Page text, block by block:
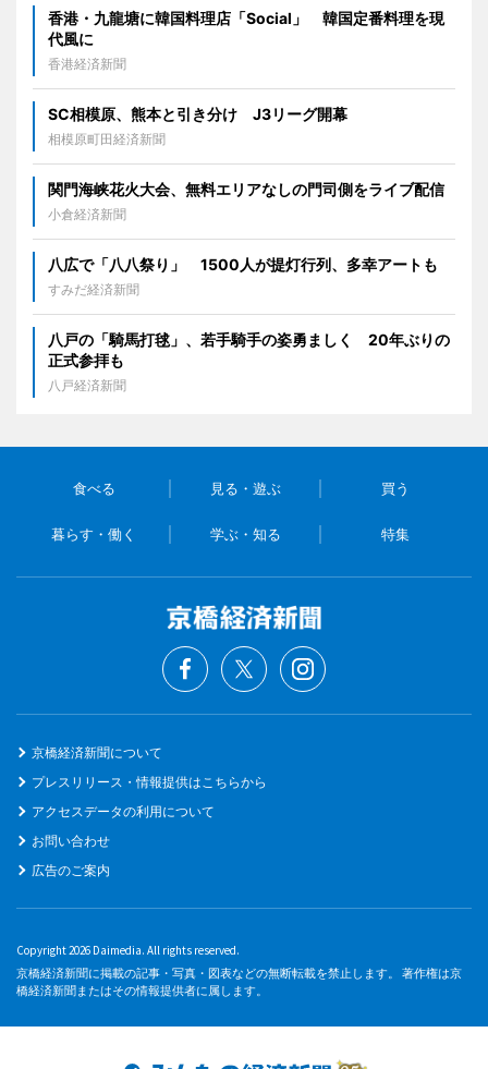
香港・九龍塘に韓国料理店「Social」 韓国定番料理を現
代風に
香港経済新聞
SC相模原、熊本と引き分け J3リーグ開幕
相模原町田経済新聞
関門海峡花火大会、無料エリアなしの門司側をライブ配信
小倉経済新聞
八広で「八八祭り」 1500人が提灯行列、多幸アートも
すみだ経済新聞
八戸の「騎馬打毬」、若手騎手の姿勇ましく 20年ぶりの
正式参拝も
八戸経済新聞
食べる 見る・遊ぶ 買う
暮らす・働く 学ぶ・知る 特集
京橋経済新聞について
プレスリリース・情報提供はこちらから
アクセスデータの利用について
お問い合わせ
広告のご案内
Copyright 2026 Daimedia. All rights reserved.
京橋経済新聞に掲載の記事・写真・図表などの無断転載を禁止します。 著作権は京
橋経済新聞またはその情報提供者に属します。